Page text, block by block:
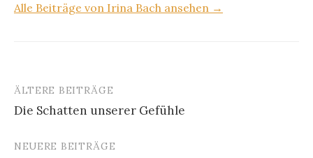
Alle Beiträge von Irina Bach ansehen →
Beitragsnavigation
ÄLTERE BEITRÄGE
Die Schatten unserer Gefühle
NEUERE BEITRÄGE